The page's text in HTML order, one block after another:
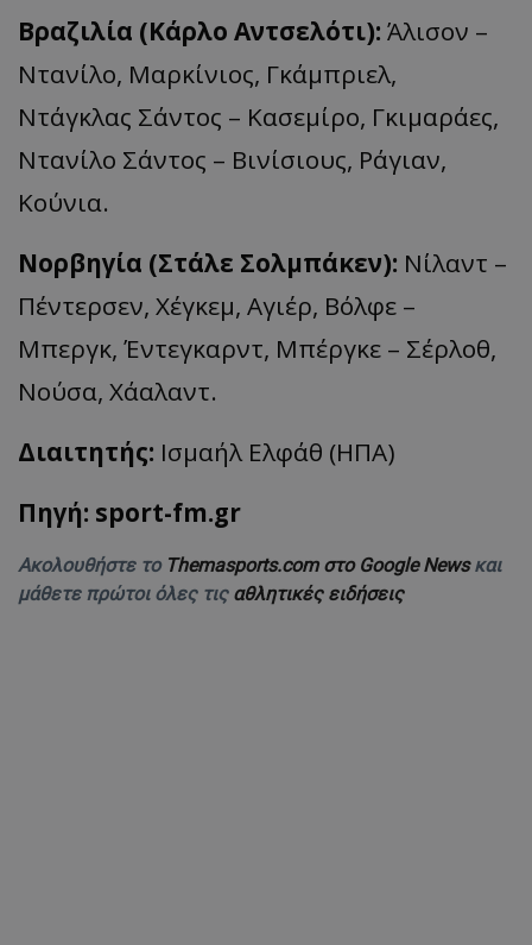
Βραζιλία (Κάρλο Αντσελότι): Άλισον –
Ντανίλο, Μαρκίνιος, Γκάμπριελ,
Ντάγκλας Σάντος – Κασεμίρο, Γκιμαράες,
Ντανίλο Σάντος – Βινίσιους, Ράγιαν,
Κούνια.
Νορβηγία (Στάλε Σολμπάκεν): Νίλαντ –
Πέντερσεν, Χέγκεμ, Αγιέρ, Βόλφε –
Μπεργκ, Έντεγκαρντ, Μπέργκε – Σέρλοθ,
Νούσα, Χάαλαντ.
Διαιτητής: Ισμαήλ Ελφάθ (ΗΠΑ)
Πηγή: sport-fm.gr
Ακολουθήστε το Themasports.com στο Google Newsκαι
μάθετε πρώτοι όλες τις αθλητικές ειδήσεις